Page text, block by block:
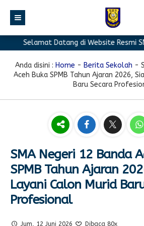
BERANDA
PROFIL
Sambutan Kepala Sekolah
Sejarah Singkat
Struktur Organisasi
Sekolah
Komite
Berita Prestasi
Berita Sekolah
Blog Guru
Pengumuman
Agenda
PROGRAM
Pramuka
Klub Bahasa
GALERI
VIDEO
PPDB
DOWNLOAD
Selamat Datang di Website Resmi
Anda disini : Home - Berita Sekolah -
Aceh Buka SPMB Tahun Ajaran 2026,
Baru Secara
SMA Negeri 12 Banda
SPMB Tahun Ajaran
Layani Calon Murid
Profesional
Jum, 12 Juni 2026 Dibaca 80x